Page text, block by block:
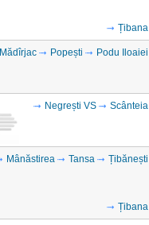
Țibana
Mădîrjac Popești Podu Iloaiei
Negrești VS Scânteia
Mânăstirea Tansa Țibănești
Țibana